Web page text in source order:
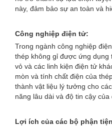
này, đảm bảo sự an toàn và
Công nghiệp điện tử:
Trong ngành công nghiệp
thép không gỉ được ứng dụng
vỏ và các linh kiện điện tử
mòn và tính chất điện của
thành vật liệu lý tưởng cho
năng lâu dài và độ tin cậy của
Lợi ích của các bộ phận